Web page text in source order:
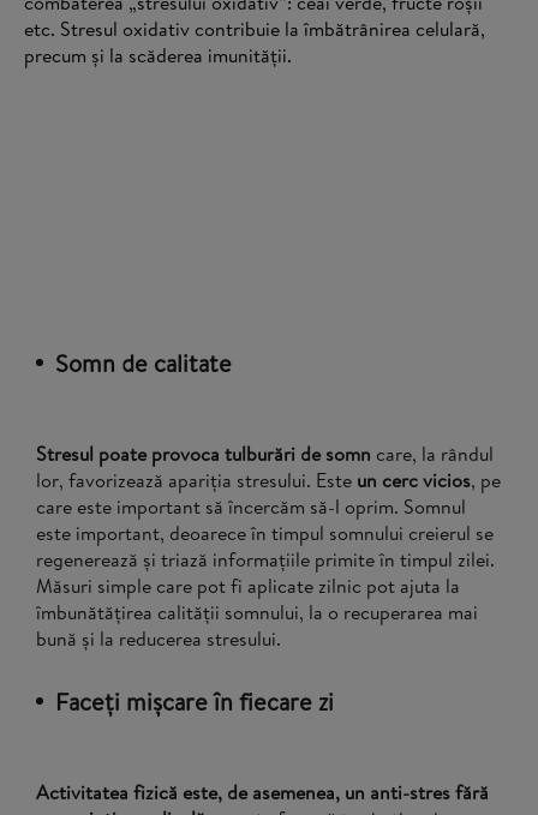
etc. Stresul oxidativ contribuie la îmbătrânirea celulară,
precum și la scăderea imunității.
Somn de calitate
Stresul poate provoca tulburări de somn care, la rândul
lor, favorizează apariția stresului. Este un cerc vicios, pe
care este important să încercăm să-l oprim. Somnul
este important, deoarece în timpul somnului creierul se
regenerează și triază informațiile primite în timpul zilei.
Măsuri simple care pot fi aplicate zilnic pot ajuta la
îmbunătățirea calității somnului, la o recuperarea mai
bună și la reducerea stresului.
Faceți mișcare în fiecare zi
Activitatea fizică este, de asemenea, un anti-stres fără